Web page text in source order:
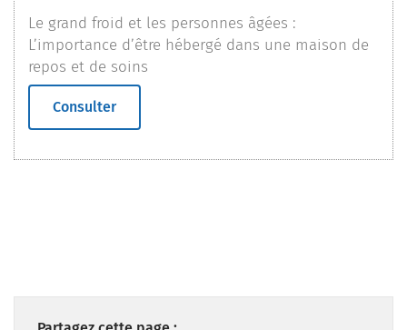
Le grand froid et les personnes âgées :
L’importance d’être hébergé dans une maison de
repos et de soins
Consulter